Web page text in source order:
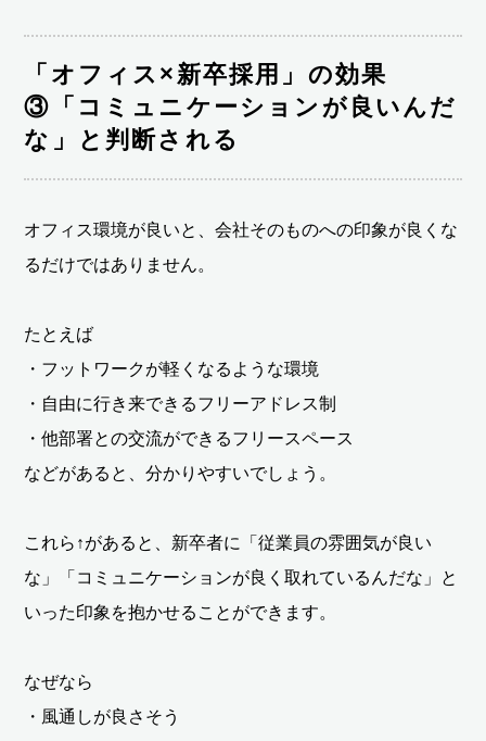
「オフィス×新卒採用」の効果
③「コミュニケーションが良いんだ
な」と判断される
オフィス環境が良いと、会社そのものへの印象が良くな
るだけではありません。
たとえば
・フットワークが軽くなるような環境
・自由に行き来できるフリーアドレス制
・他部署との交流ができるフリースペース
などがあると、分かりやすいでしょう。
これら↑があると、新卒者に「従業員の雰囲気が良い
な」「コミュニケーションが良く取れているんだな」と
いった印象を抱かせることができます。
なぜなら
・風通しが良さそう